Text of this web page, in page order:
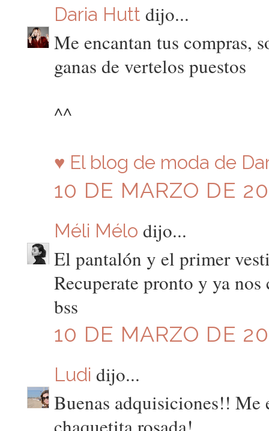
Daria Hutt dijo...
Me encantan tus compras,
ganas de vertelos puestos
^^
♥ El blog de moda de
10 DE MARZO DE
Méli Mélo dijo...
El pantalón y el primer
Recuperate pronto y ya
bss
10 DE MARZO DE
Ludi dijo...
Buenas adquisiciones!! Me